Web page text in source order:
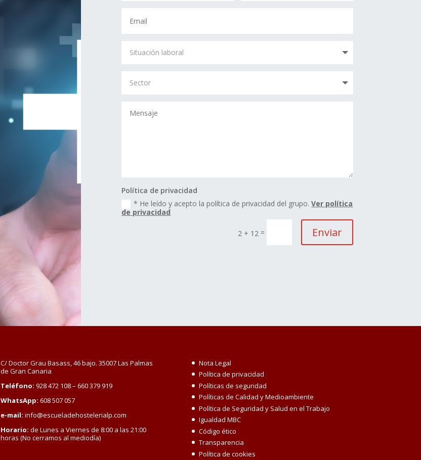
Política de privacidad
* He leído y acepto la política de privacidad del grupo.Ver política
de privacidad
2 + 12 = Enviar
C/ Doctor Grau Basass, 46 bajo. 35007 Las Palmas
de Gran Canaria
Teléfono: 928 472 108 – 660 379 919
WhatsApp: 608 507 057
e-mail: info@escueladehostelerialp.com
Horario: de Lunes a Viernes de 8:00 a las 21:00
horas (No cerramos al mediodía)
Nota Legal
Política de privacidad
Políticas de seguridad
Políticas de Calidad y Medioambiente
Política de Seguridad y Salud en el Trabajo
Igualdad MBC
Código ético
Transparencia
Política de cookies